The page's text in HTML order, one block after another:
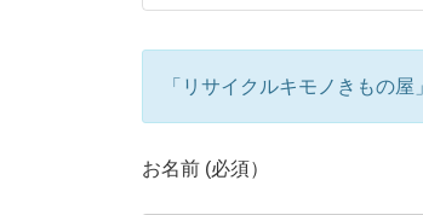
「リサイクルキモノきもの
お名前 (必須）